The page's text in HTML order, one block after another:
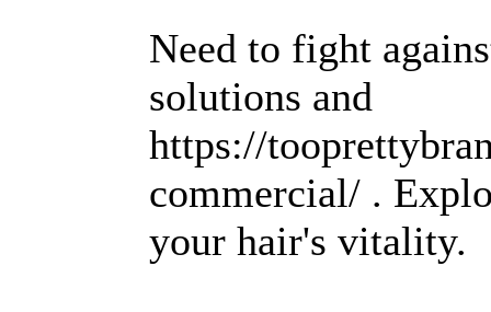
Need to fight
solutions and
https://
commercial/ .
your hair's vitality.